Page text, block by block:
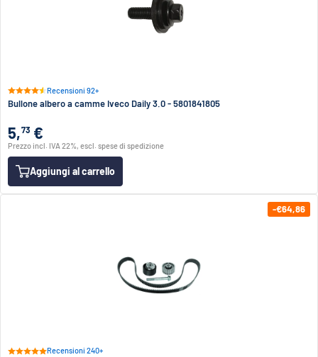
Recensioni 92+
Bullone albero a camme Iveco Daily 3.0 - 5801841805
5,73 €
Prezzo incl. IVA 22%, escl. spese di spedizione
Aggiungi al carrello
-€64,86
Recensioni 240+